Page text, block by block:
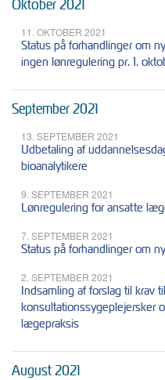
Oktober 2021
11. OKTOBER 2021
Status på forhandlinger om
ingen lønregulering pr. 1.
September 2021
13. SEPTEMBER 2021
Udbetaling af
bioanalytikere
9. SEPTEMBER 2021
Lønregulering for ansatte
7. SEPTEMBER 2021
Status på forhandlinger om
2. SEPTEMBER 2021
Indsamling af forslag til krav
konsultationssygeplejersker
lægepraksis
August 2021